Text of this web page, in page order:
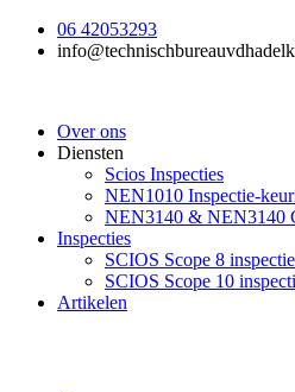
naar
06 42053293
Over ons
Diensten
Scios Inspecties
NEN1010 Inspectie-
NEN3140 & NEN3140
Inspecties
SCIOS Scope 8
SCIOS Scope 10
Artikelen